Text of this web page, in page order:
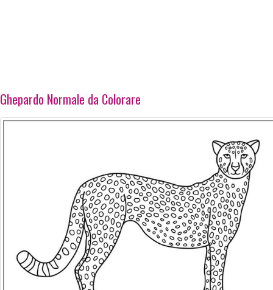
Ghepardo Normale da Colorare